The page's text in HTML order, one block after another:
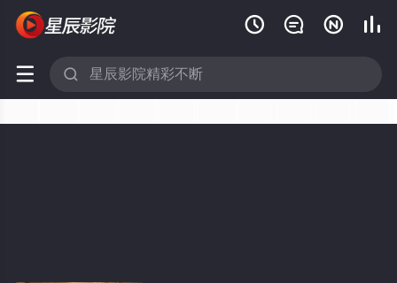
   
 